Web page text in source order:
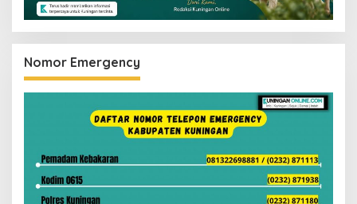
Nomor Emergency